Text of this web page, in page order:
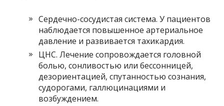
Сердечно-сосудистая система. У пациентов
наблюдается повышенное артериальное
давление и развивается тахикардия.
ЦНС. Лечение сопровождается головной
болью, сонливостью или бессонницей,
дезориентацией, спутанностью сознания,
судорогами, галлюцинациями и
возбуждением.